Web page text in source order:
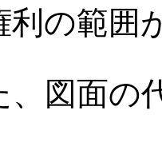
利の範囲
、図面の